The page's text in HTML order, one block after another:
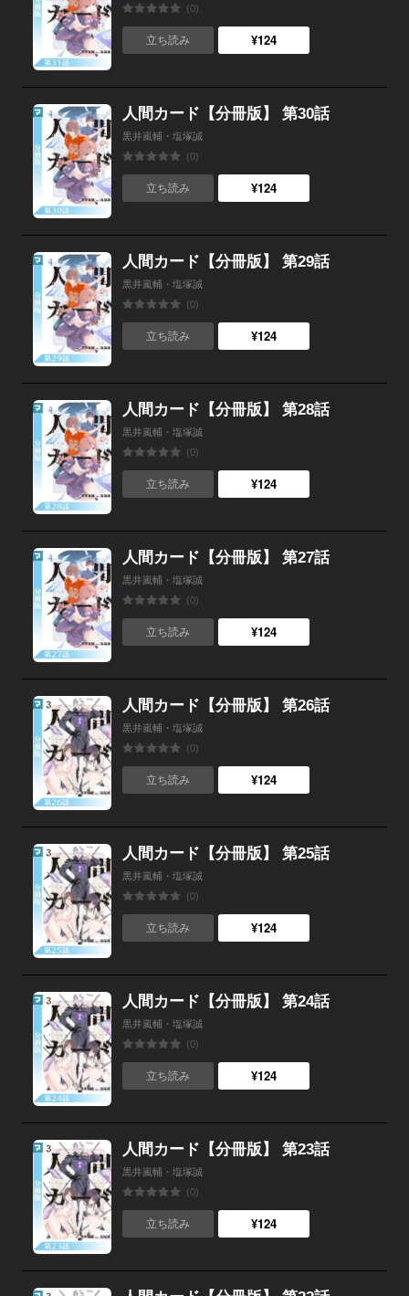
(0)
立ち読み ¥124
人間カード【分冊版】 第30話
黒井嵐輔・塩塚誠
(0)
立ち読み ¥124
人間カード【分冊版】 第29話
黒井嵐輔・塩塚誠
(0)
立ち読み ¥124
人間カード【分冊版】 第28話
黒井嵐輔・塩塚誠
(0)
立ち読み ¥124
人間カード【分冊版】 第27話
黒井嵐輔・塩塚誠
(0)
立ち読み ¥124
人間カード【分冊版】 第26話
黒井嵐輔・塩塚誠
(0)
立ち読み ¥124
人間カード【分冊版】 第25話
黒井嵐輔・塩塚誠
(0)
立ち読み ¥124
人間カード【分冊版】 第24話
黒井嵐輔・塩塚誠
(0)
立ち読み ¥124
人間カード【分冊版】 第23話
黒井嵐輔・塩塚誠
(0)
立ち読み ¥124